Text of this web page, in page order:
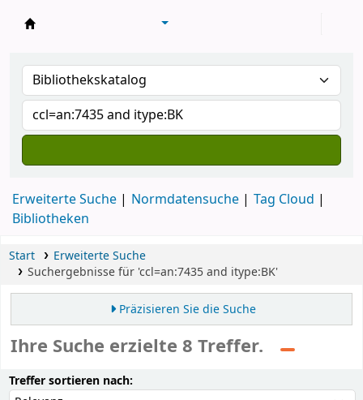
Erweiterte Suche Normdatensuche
Tag Cloud
Bibliotheken
Start
Erweiterte Suche
Suchergebnisse für 'ccl=an:7435 and itype:BK'
Präzisieren Sie die Suche
Ihre Suche erzielte 8 Treffer.
Treffer sortieren nach: